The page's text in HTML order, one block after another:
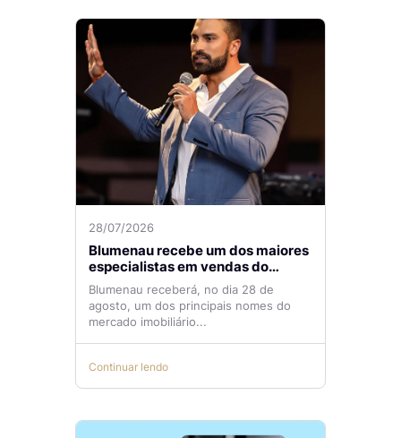
28/07/2026
Blumenau recebe um dos maiores
especialistas em vendas do
mercado imobiliário
Blumenau receberá, no dia 28 de
agosto, um dos principais nomes do
mercado imobiliário...
Continuar lendo